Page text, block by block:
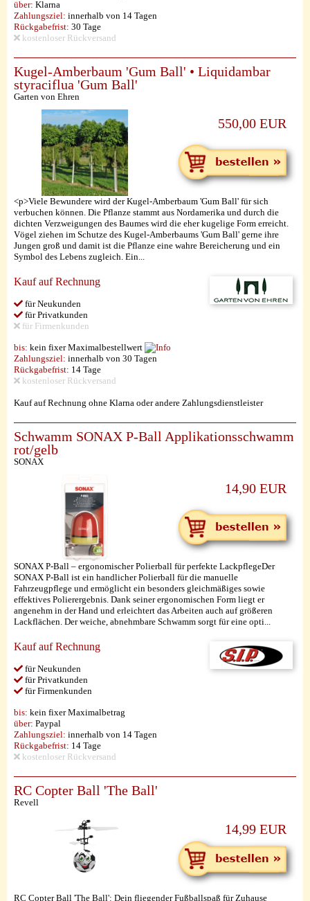
über: Klarna
Zahlungsziel: innerhalb von 14 Tagen
Rückgabefrist: 30 Tage
kostenloser Rückversand
Kugel-Amberbaum 'Gum Ball' • Liquidambar
styraciflua 'Gum Ball'
Garten von Ehren
550,00 EUR
<p>Viele Bewundere wird der Kugel-Amberbaum 'Gum Ball' für sich
verbuchen können. Die Pflanze stammt aus Nordamerika und durch die
dichten Verzweigungen des Baumes wird die eher kugelige Form erreicht.
Vögel ziehen im Schutze des Kugel-Amberbaums 'Gum Ball' gerne ihre
Jungen groß und damit ist die Pflanze eine wahre Bereicherung und ein
Symbol des Lebens zugleich. Ein...
Kauf auf Rechnung
für Neukunden
für Privatkunden
für Firmenkunden
bis: kein fixer Maximalbestellwert
Zahlungsziel: innerhalb von 30 Tagen
Rückgabefrist: 14 Tage
kostenloser Rückversand
Kauf auf Rechnung ohne Klarna oder andere Zahlungsdienstleister
Schwamm SONAX P-Ball Applikationsschwamm
rot/gelb
SONAX
14,90 EUR
SONAX P-Ball – ergonomischer Polierball für perfekte LackpflegeDer
SONAX P-Ball ist ein handlicher Polierball für die manuelle
Fahrzeugpflege und ermöglicht ein besonders gleichmäßiges sowie
effektives Polierergebnis. Dank seiner ergonomischen Form liegt er
angenehm in der Hand und erleichtert das Arbeiten auch auf größeren
Lackflächen. Der weiche, abnehmbare Schwamm sorgt für eine opti...
Kauf auf Rechnung
für Neukunden
für Privatkunden
für Firmenkunden
bis: kein fixer Maximalbetrag
über: Paypal
Zahlungsziel: innerhalb von 14 Tagen
Rückgabefrist: 14 Tage
kostenloser Rückversand
RC Copter Ball 'The Ball'
Revell
14,99 EUR
RC Copter Ball 'The Ball': Dein fliegender Fußballspaß für Zuhause